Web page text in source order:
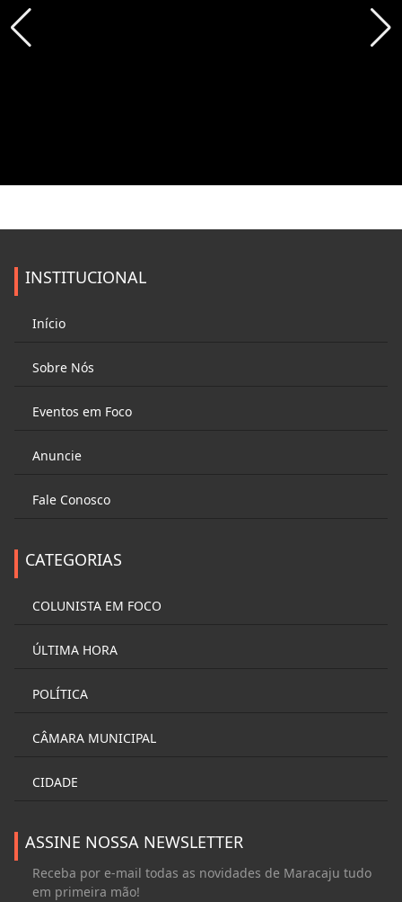
INSTITUCIONAL
Início
Sobre Nós
Eventos em Foco
Anuncie
Fale Conosco
CATEGORIAS
COLUNISTA EM FOCO
ÚLTIMA HORA
POLÍTICA
CÂMARA MUNICIPAL
CIDADE
ASSINE NOSSA NEWSLETTER
Receba por e-mail todas as novidades de Maracaju tudo
em primeira mão!